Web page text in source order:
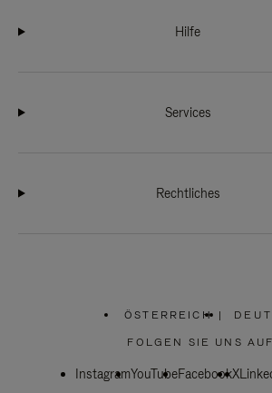
Hilfe
Services
Rechtliches
ÖSTERREICH
WÄHLEN
SIE
REGION
|
FOLGEN SIE UNS
InstagramYouTubeFacebookX